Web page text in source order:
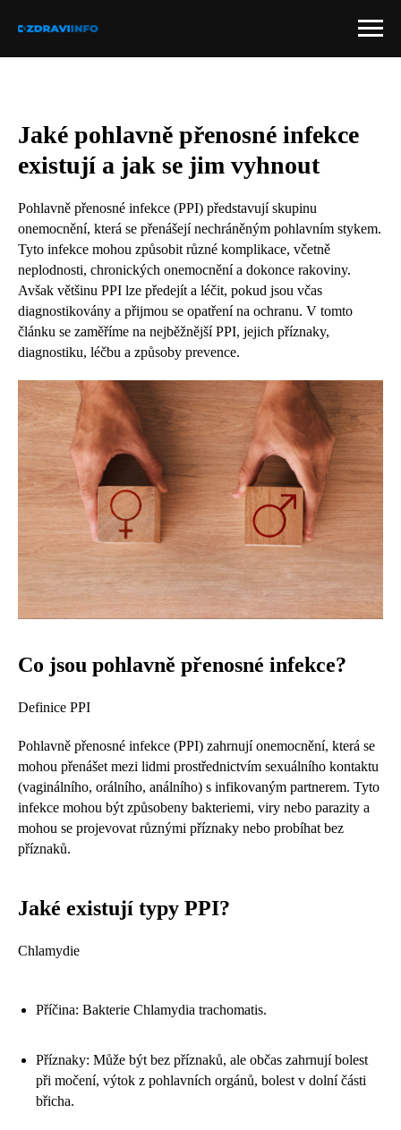
Jaké pohlavně přenosné infekce
existují a jak se jim vyhnout
Pohlavně přenosné infekce (PPI) představují skupinu
onemocnění, která se přenášejí nechráněným pohlavním stykem.
Tyto infekce mohou způsobit různé komplikace, včetně
neplodnosti, chronických onemocnění a dokonce rakoviny.
Avšak většinu PPI lze předejít a léčit, pokud jsou včas
diagnostikovány a přijmou se opatření na ochranu. V tomto
článku se zaměříme na nejběžnější PPI, jejich příznaky,
diagnostiku, léčbu a způsoby prevence.
Co jsou pohlavně přenosné infekce?
Definice PPI
Pohlavně přenosné infekce (PPI) zahrnují onemocnění, která se
mohou přenášet mezi lidmi prostřednictvím sexuálního kontaktu
(vaginálního, orálního, análního) s infikovaným partnerem. Tyto
infekce mohou být způsobeny bakteriemi, viry nebo parazity a
mohou se projevovat různými příznaky nebo probíhat bez
příznaků.
Jaké existují typy PPI?
Chlamydie
Příčina: Bakterie Chlamydia trachomatis.
Příznaky: Může být bez příznaků, ale občas zahrnují bolest
při močení, výtok z pohlavních orgánů, bolest v dolní části
břicha.